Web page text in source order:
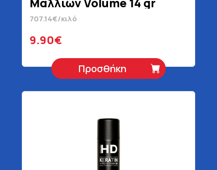
707.14€/κιλό
9.90€
Προσθήκη